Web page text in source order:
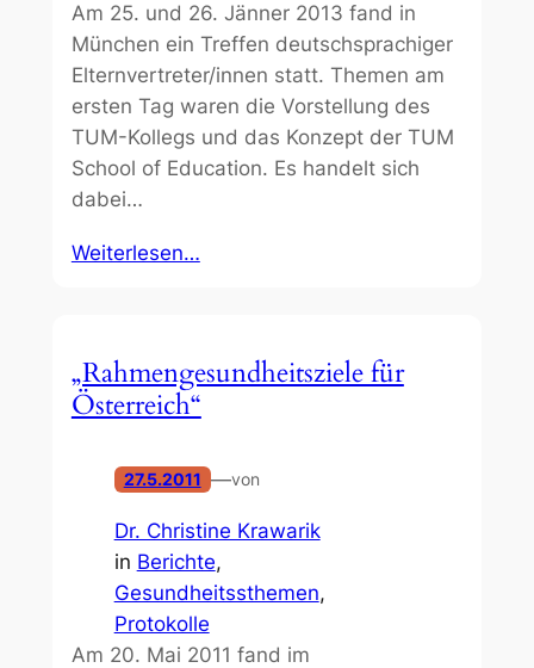
Am 25. und 26. Jänner 2013 fand in
München ein Treffen deutschsprachiger
Elternvertreter/innen statt. Themen am
ersten Tag waren die Vorstellung des
TUM-Kollegs und das Konzept der TUM
School of Education. Es handelt sich
dabei…
Weiterlesen…
„Rahmengesundheitsziele für
Österreich“
27.5.2011 —von
Dr. Christine Krawarik
in Berichte
Gesundheitssthemen
Protokolle
Am 20. Mai 2011 fand im